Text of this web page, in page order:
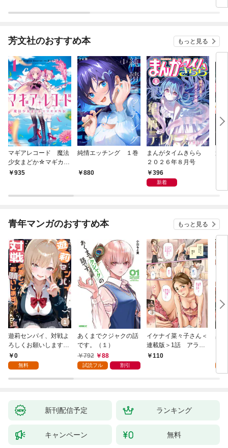
芳文社のおすすめ本 もっと見る
マギアレコード 魔法
少女まどか☆マギカ外
伝 １巻
935
純情エッチング １巻
880
まんがタイムきらら
２０２６年８月号
396
新着
週
青年マンガのおすすめ本 もっと見る
遊莉センパイ、対戦よ
ろしくお願いします。
1 0
無料
あくまでクジャクの話
です。（１）
792
88
試読フル 割引
イケナイ菜々子さん＜
連載版＞1話 アラフ
ォー女神と初体験
110
異
新刊配信予定 ランキング
キャンペーン 無料